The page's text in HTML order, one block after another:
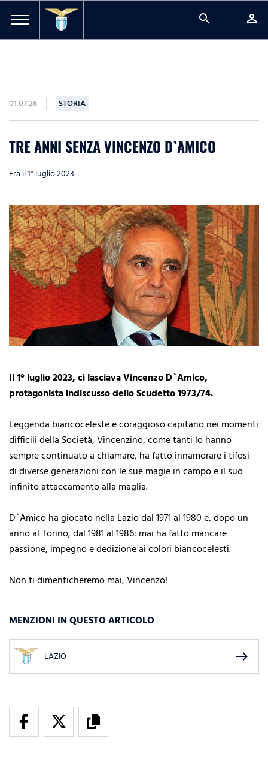
search person
01.07.26 STORIA
TRE ANNI SENZA VINCENZO D`AMICO
Era il 1° luglio 2023
Il 1° luglio 2023, ci lasciava Vincenzo D`Amico,
protagonista indiscusso dello Scudetto 1973/74.
Leggenda biancoceleste e coraggioso capitano nei momenti
difficili della Società, Vincenzino, come tanti lo hanno
sempre continuato a chiamare, ha fatto innamorare i tifosi
di diverse generazioni con le sue magie in campo e il suo
infinito attaccamento alla maglia.
D`Amico ha giocato nella Lazio dal 1971 al 1980 e, dopo un
anno al Torino, dal 1981 al 1986: mai ha fatto mancare
passione, impegno e dedizione ai colori biancocelesti.
Non ti dimenticheremo mai, Vincenzo!
MENZIONI IN QUESTO ARTICOLO
LAZIO east